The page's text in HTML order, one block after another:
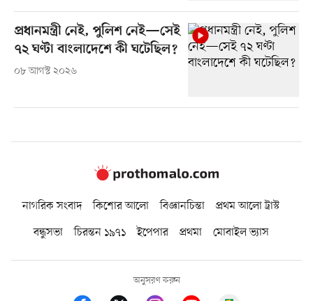
প্রধানমন্ত্রী নেই, পুলিশ নেই—সেই
৭২ ঘণ্টা বাংলাদেশে কী ঘটেছিল?
০৮ আগস্ট ২০২৬
নাগরিক সংবাদ কিশোর আলো বিজ্ঞানচিন্তা
প্রথম আলো ট্রাস্ট
বন্ধুসভা
চিরন্তন ১৯৭১ ইপেপার প্রথমা মোবাইল ভ্যাস
অনুসরণ করুন